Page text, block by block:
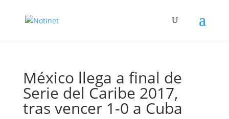
México llega a final de
Serie del Caribe 2017,
tras vencer 1-0 a Cuba